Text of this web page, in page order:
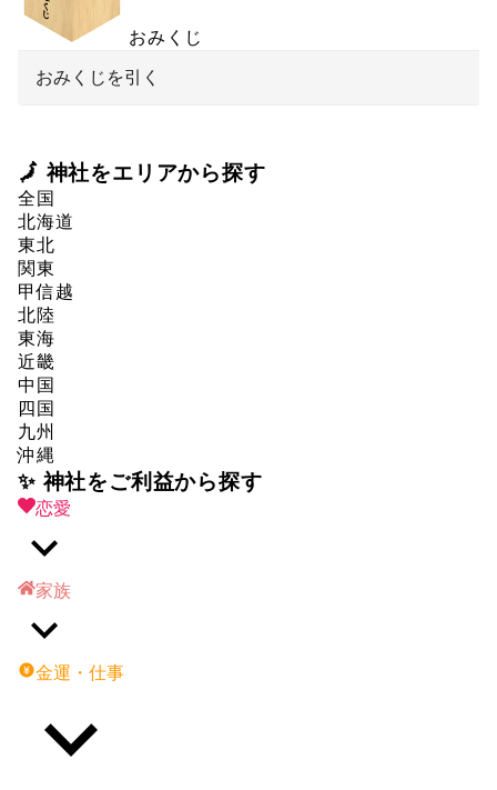
おみくじ
おみくじを引く
🗾 神社をエリアから探す
全国
北海道
東北
関東
甲信越
北陸
東海
近畿
中国
四国
九州
沖縄
✨ 神社をご利益から探す
恋愛
家族
金運・仕事